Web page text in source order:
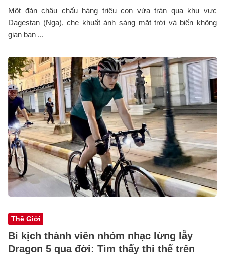
Một đàn châu chấu hàng triệu con vừa tràn qua khu vực
Dagestan (Nga), che khuất ánh sáng mặt trời và biến không
gian ban ...
Thế Giới
Bi kịch thành viên nhóm nhạc lừng lẫy
Dragon 5 qua đời: Tìm thấy thi thể trên